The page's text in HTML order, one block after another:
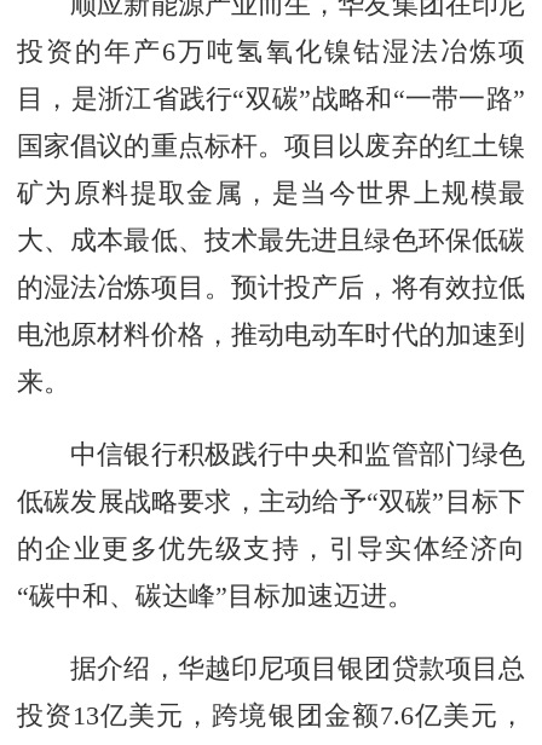
投资的年产6万吨氢氧化镍钴湿法冶炼项
目，是浙江省践行“双碳”战略和“一带一路”
国家倡议的重点标杆。项目以废弃的红土镍
矿为原料提取金属，是当今世界上规模最
大、成本最低、技术最先进且绿色环保低碳
的湿法冶炼项目。预计投产后，将有效拉低
电池原材料价格，推动电动车时代的加速到
来。
中信银行积极践行中央和监管部门绿色
低碳发展战略要求，主动给予“双碳”目标下
的企业更多优先级支持，引导实体经济向
“碳中和、碳达峰”目标加速迈进。
据介绍，华越印尼项目银团贷款项目总
投资13亿美元，跨境银团金额7.6亿美元，